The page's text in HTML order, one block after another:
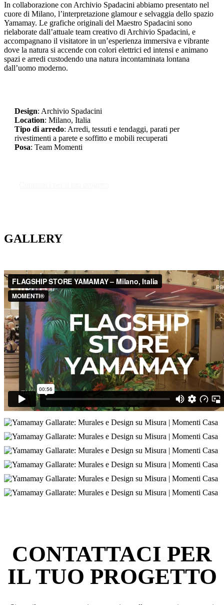
In collaborazione con Archivio Spadacini abbiamo presentato nel
cuore di Milano, l’interpretazione glamour e selvaggia dello spazio
Yamamay. Le grafiche originali del Maestro Spadacini sono
rielaborate dall’attuale team creativo di Archivio Spadacini, e
accompagnano il visitatore in un’esperienza immersiva e vibrante
dove la natura si accende con colori elettrici ed intensi e animano
spazi e arredi custodendo una natura incontaminata lontana
dall’uomo moderno.
Design: Archivio Spadacini
Location: Milano, Italia
Tipo di arredo: Arredi, tessuti e tendaggi, parati per
rivestimenti a parete e soffitto e mobili recuperati
Posa: Team Momenti
GALLERY
CONTATTACI PER
IL TUO PROGETTO